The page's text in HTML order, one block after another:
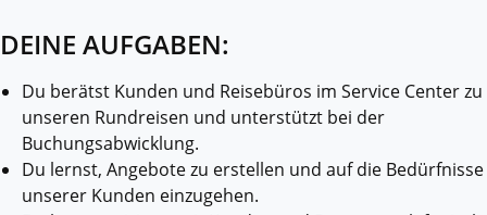
DEINE AUFGABEN:
Du berätst Kunden und Reisebüros im Service Center zu
unseren Rundreisen und unterstützt bei der
Buchungsabwicklung.
Du lernst, Angebote zu erstellen und auf die Bedürfnisse
unserer Kunden einzugehen.